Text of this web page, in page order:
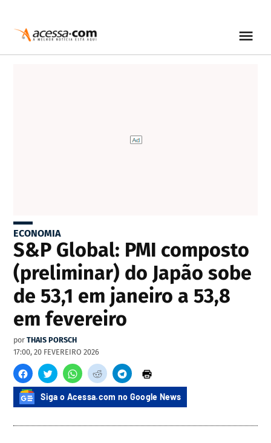
ECONOMIA
S&P Global: PMI composto
(preliminar) do Japão sobe
de 53,1 em janeiro a 53,8
em fevereiro
por THAIS PORSCH
17:00, 20 FEVEREIRO 2026
Siga o Acessa.com no Google News